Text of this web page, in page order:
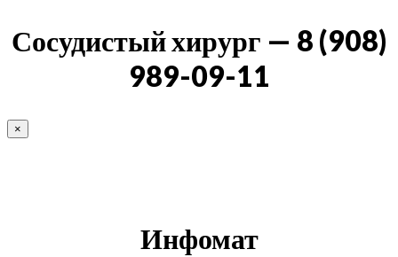
Сосудистый хирург — 8 (908)
989-09-11
×
Инфомат